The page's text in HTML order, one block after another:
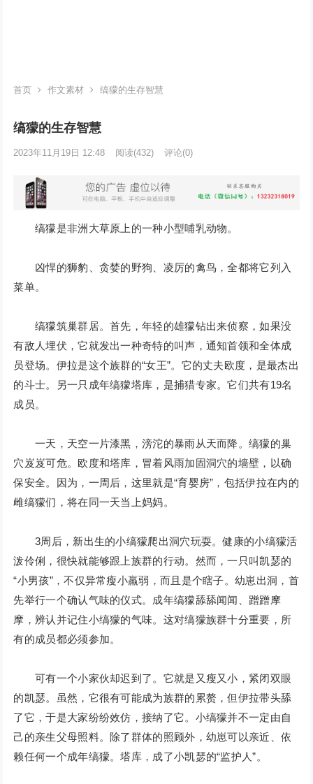
首页 作文素材 缟獴的生存智慧
缟獴的生存智慧
2023年11月19日 12:48 阅读(432) 评论(0)
缟獴是非洲大草原上的一种小型哺乳动物。
凶悍的狮豹、贪婪的野狗、凌厉的禽鸟，全都将它列入
菜单。
缟獴筑巢群居。首先，年轻的雄獴钻出来侦察，如果没
有敌人埋伏，它就发出一种奇特的叫声，通知首领和全体成
员登场。伊拉是这个族群的“女王”。它的丈夫欧度，是最杰出
的斗士。另一只成年缟獴塔库，是捕猎专家。它们共有19名
成员。
一天，天空一片漆黑，滂沱的暴雨从天而降。缟獴的巢
穴岌岌可危。欧度和塔库，冒着风雨加固洞穴的墙壁，以确
保安全。因为，一周后，这里就是“育婴房”，包括伊拉在内的
雌缟獴们，将在同一天当上妈妈。
3周后，新出生的小缟獴爬出洞穴玩耍。健康的小缟獴活
泼伶俐，很快就能够跟上族群的行动。然而，一只叫凯瑟的
“小男孩”，不仅异常瘦小羸弱，而且是个瞎子。幼崽出洞，首
先举行一个确认气味的仪式。成年缟獴舔舔闻闻、蹭蹭摩
摩，辨认并记住小缟獴的气味。这对缟獴族群十分重要，所
有的成员都必须参加。
可有一个小家伙却迟到了。它就是又瘦又小，紧闭双眼
的凯瑟。虽然，它很有可能成为族群的累赘，但伊拉带头舔
了它，于是大家纷纷效仿，接纳了它。小缟獴并不一定由自
己的亲生父母照料。除了群体的照顾外，幼崽可以亲近、依
赖任何一个成年缟獴。塔库，成了小凯瑟的“监护人”。